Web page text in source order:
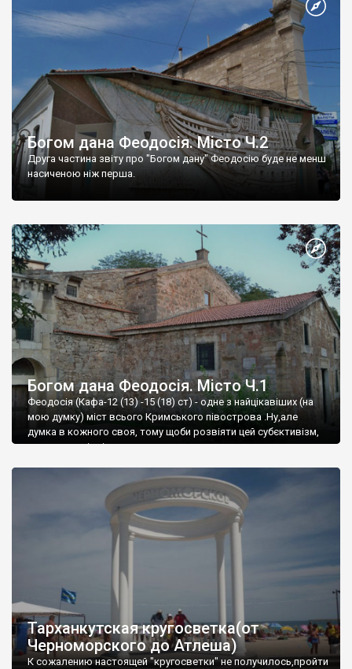
Богом дана Феодосія. Місто Ч.2
Друга частина звіту про "Богом дану" Феодосію буде не менш
насиченою ніж перша.
Богом дана Феодосія. Місто Ч.1
Феодосія (Кафа-12 (13) -15 (18) ст) - одне з найцікавіших (на
мою думку) міст всього Кримського півострова .Ну,але
думка в кожного своя, тому щоби розвіяти цей субєктивізм,
запрошую відвідати це
Тарханкутская кругосветка(от
Черноморского до Атлеша)
К сожалению настоящей "кругосветки" не получилось,пройти